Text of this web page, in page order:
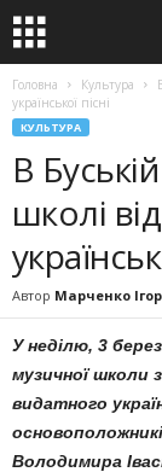
Головна Культура
української пісні
КУЛЬТУРА
В
школі
Автор Марченко Ігор
У неділю, 3
музичної школи
видатного
Володимира